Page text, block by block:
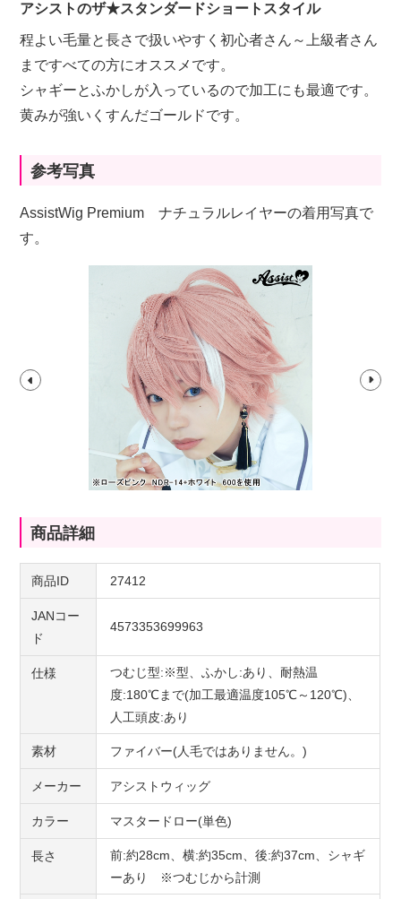
アシストのザ★スタンダードショートスタイル
程よい毛量と長さで扱いやすく初心者さん～上級者さん
まですべての方にオススメです。
シャギーとふかしが入っているので加工にも最適です。
黄みが強いくすんだゴールドです。
参考写真
AssistWig Premium ナチュラルレイヤーの着用写真で
す。
商品詳細
商品ID 27412
JANコー
ド
4573353699963
仕様
つむじ型:※型、ふかし:あり、耐熱温
度:180℃まで(加工最適温度105℃～120℃)、
人工頭皮:あり
素材 ファイバー(人毛ではありません。)
メーカー アシストウィッグ
カラー マスタードロー(単色)
長さ
前:約28cm、横:約35cm、後:約37cm、シャギ
ーあり ※つむじから計測